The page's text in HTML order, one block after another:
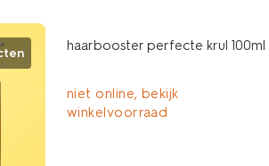
haarbooster perfecte krul 100ml
niet online, bekijk
winkelvoorraad